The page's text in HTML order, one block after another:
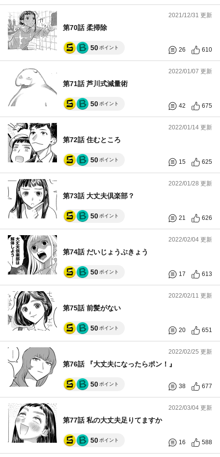
2021/12/31 更新
第70話 柔掃除
50 ポイント 26 610
2022/01/07 更新
第71話 芦川式減量術
50 ポイント 42 675
2022/01/14 更新
第72話 住むところ
50 ポイント 15 625
2022/01/28 更新
第73話 大丈夫倶楽部？
50 ポイント 21 626
2022/02/04 更新
第74話 だいじょうぶきょう
50 ポイント 17 613
2022/02/11 更新
第75話 前髪がない
50 ポイント 20 651
2022/02/25 更新
第76話 『大丈夫になったらポン！』
50 ポイント 38 677
2022/03/04 更新
第77話 私の大丈夫足りてますか
50 ポイント 16 588